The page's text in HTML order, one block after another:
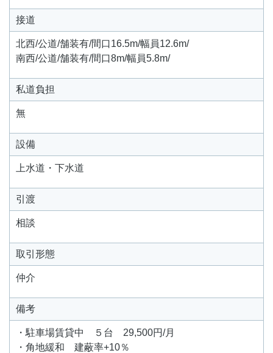
接道
北西/公道/舗装有/間口16.5m/幅員12.6m/
南西/公道/舗装有/間口8m/幅員5.8m/
私道負担
無
設備
上水道・下水道
引渡
相談
取引形態
仲介
備考
・駐車場賃貸中 ５台 29,500円/月
・角地緩和 建蔽率+10％